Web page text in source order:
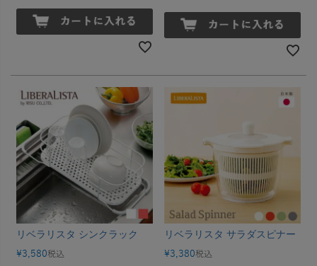
リベラリスタ シンクラック
¥3,580税込
リベラリスタ サラダスピナー
¥3,380税込